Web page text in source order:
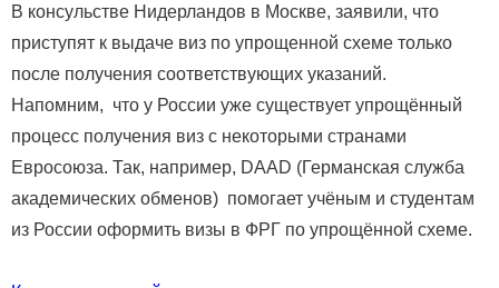
В консульстве Нидерландов в Москве, заявили, что
приступят к выдаче виз по упрощенной схеме только
после получения соответствующих указаний.
Напомним, что у России уже существует упрощённый
процесс получения виз с некоторыми странами
Евросоюза. Так, например, DAAD (Германская служба
академических обменов) помогает учёным и студентам
из России оформить визы в ФРГ по упрощённой схеме.